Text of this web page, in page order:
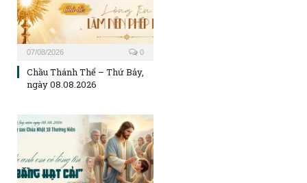
07/08/2026 0
Chầu Thánh Thể – Thứ Bảy,
ngày 08.08.2026